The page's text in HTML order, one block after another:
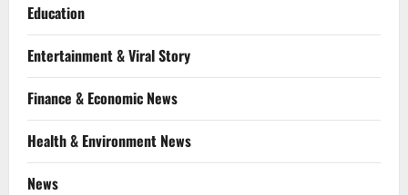
Education
Entertainment & Viral Story
Finance & Economic News
Health & Environment News
News